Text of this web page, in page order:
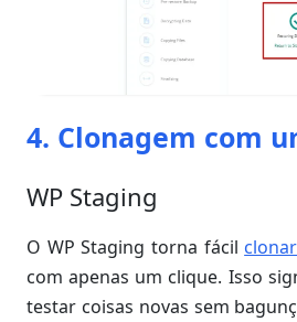
4. Clonagem com
WP Staging
O WP Staging torna fácil
com apenas um clique. Isso
testar coisas novas sem